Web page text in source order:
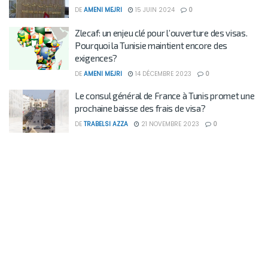
DE AMENI MEJRI 15 JUIN 2024 0
Zlecaf: un enjeu clé pour l’ouverture des visas.
Pourquoi la Tunisie maintient encore des
exigences?
DE AMENI MEJRI 14 DÉCEMBRE 2023 0
Le consul général de France à Tunis promet une
prochaine baisse des frais de visa?
DE TRABELSI AZZA 21 NOVEMBRE 2023 0